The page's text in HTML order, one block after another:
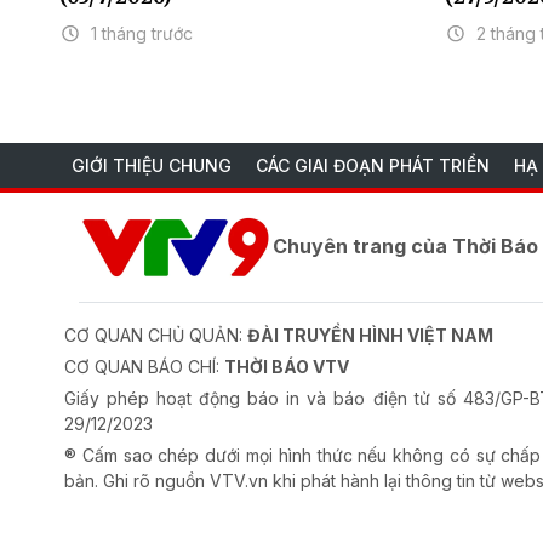
1 tháng trước 2 tháng
GIỚI THIỆU CHUNG CÁC GIAI ĐOẠN PHÁT TRIỂN HẠ
Chuyên trang của Thời
CƠ QUAN CHỦ QUẢN: ĐÀI TRUYỀN HÌNH VIỆT NAM
CƠ QUAN BÁO CHÍ: THỜI BÁO VTV
Giấy phép hoạt động báo in và báo điện tử số 483/GP-
29/12/2023
® Cấm sao chép dưới mọi hình thức nếu không có sự
bản. Ghi rõ nguồn VTV.vn khi phát hành lại thông tin từ